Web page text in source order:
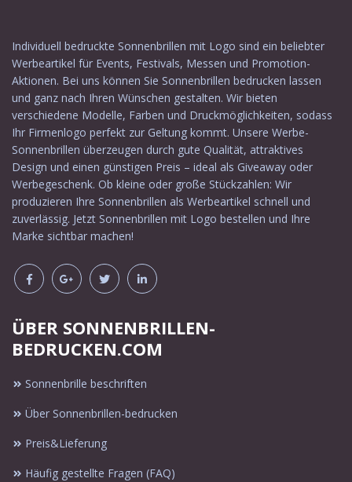
Individuell bedruckte Sonnenbrillen mit Logo sind ein beliebter
Werbeartikel für Events, Festivals, Messen und Promotion-
Aktionen. Bei uns können Sie Sonnenbrillen bedrucken lassen
und ganz nach Ihren Wünschen gestalten. Wir bieten
verschiedene Modelle, Farben und Druckmöglichkeiten, sodass
Ihr Firmenlogo perfekt zur Geltung kommt. Unsere Werbe-
Sonnenbrillen überzeugen durch gute Qualität, attraktives
Design und einen günstigen Preis – ideal als Giveaway oder
Werbegeschenk. Ob kleine oder große Stückzahlen: Wir
produzieren Ihre Sonnenbrillen als Werbeartikel schnell und
zuverlässig. Jetzt Sonnenbrillen mit Logo bestellen und Ihre
Marke sichtbar machen!
ÜBER SONNENBRILLEN-
BEDRUCKEN.COM
Sonnenbrille beschriften
Über Sonnenbrillen-bedrucken
Preis&Lieferung
Häufig gestellte Fragen (FAQ)